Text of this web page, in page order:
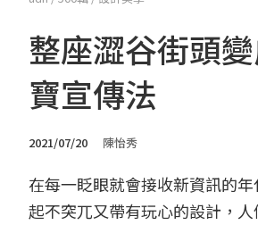
整座澀谷街頭
寶宣傳法
2021/07/20 陳怡秀
在每一眨眼就會接收新資訊的
起不突兀又帶有玩心的設計，